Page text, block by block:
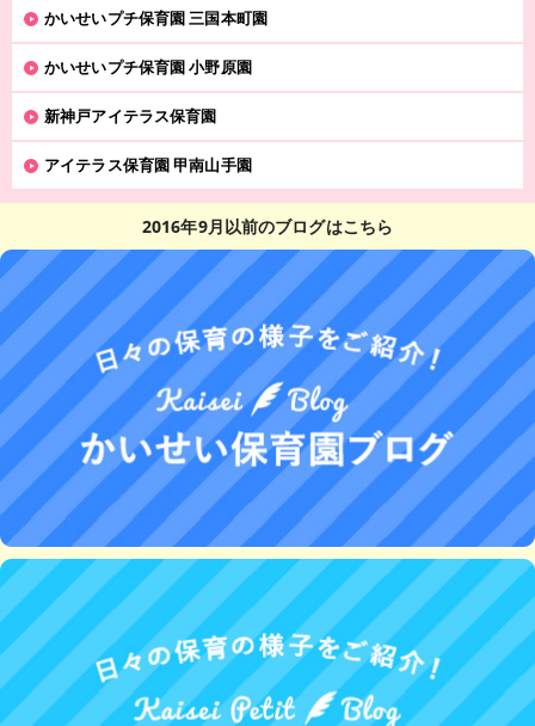
かいせいプチ保育園 三国本町園
かいせいプチ保育園 小野原園
新神戸アイテラス保育園
アイテラス保育園 甲南山手園
2016年9月以前のブログはこちら